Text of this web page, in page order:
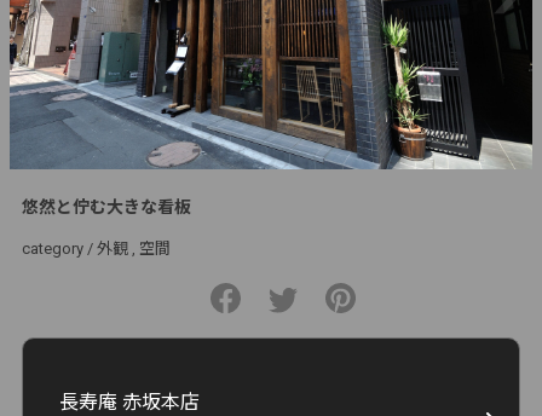
悠然と佇む大きな看板
category / 外観 空間
長寿庵 赤坂本店